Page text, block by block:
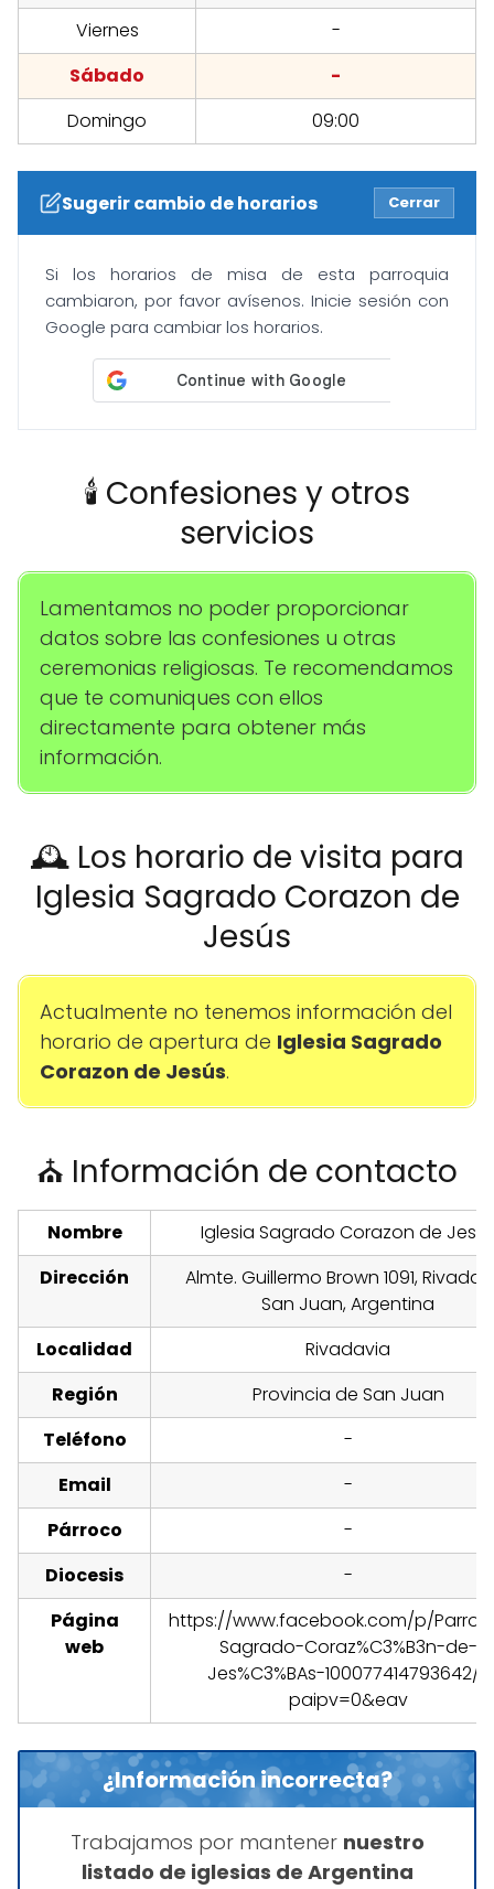
Viernes
-
Sábado
-
Domingo
09:00
Sugerir cambio de horarios Cerrar
Si los horarios de misa de esta parroquia
cambiaron, por favor avísenos. Inicie sesión con
Google para cambiar los horarios.
🕯️ Confesiones y otros
servicios
Lamentamos no poder proporcionar
datos sobre las confesiones u otras
ceremonias religiosas. Te recomendamos
que te comuniques con ellos
directamente para obtener más
información.
🕰️ Los horario de visita para
Iglesia Sagrado Corazon de
Jesús
Actualmente no tenemos información del
horario de apertura de Iglesia Sagrado
Corazon de Jesús.
⛪ Información de contacto
Nombre
Iglesia Sagrado Corazon de
Dirección
Almte. Guillermo Brown 1091,
San Juan, Argentina
Localidad
Rivadavia
Región
Provincia de San Juan
Teléfono
-
Email
-
Párroco
-
Diocesis
-
Página
web
https://www.facebook.com/p/
Sagrado-Coraz%C3%B3n-de-
Jes%C3%BAs-100077414793642/?
paipv=0&eav
¿Información incorrecta?
Trabajamos por mantener nuestro
listado de iglesias de Argentina